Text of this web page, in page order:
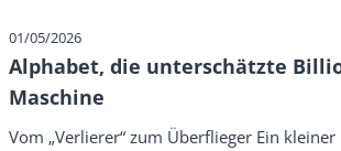
01/05/2026
Alphabet, die unterschätzte
Maschine
Vom „Verlierer“ zum Überflieger Ein kleiner